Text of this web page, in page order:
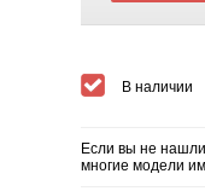
В наличии
Если вы не
многие модели